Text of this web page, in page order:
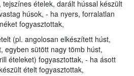
ételek, darált hússal készült
húsok, - ha nyers, forralatlan
fogyasztottak,
(pl. angolosan elkészített húst,
egyben sütött nagy tömb húst,
ételeket) fogyasztottak, - ha ásott
ételt fogyasztottak,